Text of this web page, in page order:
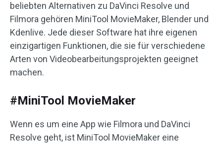
beliebten Alternativen zu DaVinci Resolve und
Filmora gehören MiniTool MovieMaker, Blender und
Kdenlive. Jede dieser Software hat ihre eigenen
einzigartigen Funktionen, die sie für verschiedene
Arten von Videobearbeitungsprojekten geeignet
machen.
#MiniTool MovieMaker
Wenn es um eine App wie Filmora und DaVinci
Resolve geht, ist MiniTool MovieMaker eine